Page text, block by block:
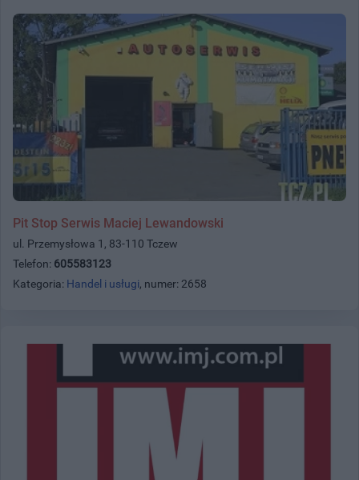
Pit Stop Serwis Maciej Lewandowski
ul. Przemysłowa 1, 83-110 Tczew
Telefon: 605583123
Kategoria: Handel i usługi, numer: 2658